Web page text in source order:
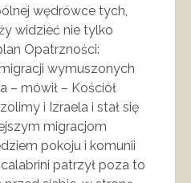
wędrówce tych,
widzieć nie tylko
Opatrzności:
wymuszonych
– mówił – Kościół
i Izraela i stał się
migracjom
pokoju i komunii
patrzył poza to